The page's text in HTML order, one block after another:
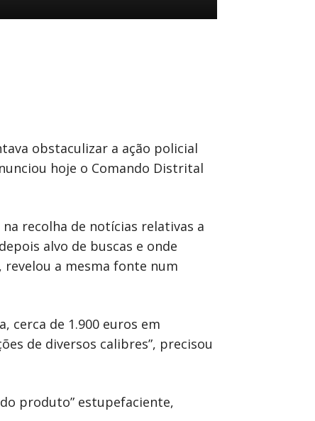
obstaculizar a ação policial
hoje o Comando Distrital
recolha de notícias relativas a
alvo de buscas e onde
revelou a mesma fonte num
cerca de 1.900 euros em
de diversos calibres”, precisou
produto” estupefaciente,